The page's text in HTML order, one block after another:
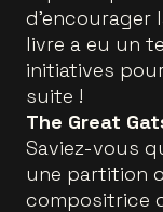
d'encourager
livre a eu un
initiatives
suite !
The Great
Saviez-vous
une partition
compositrice